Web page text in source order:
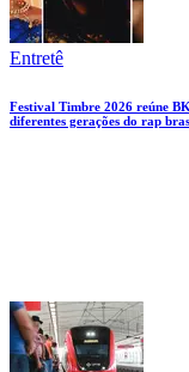
Entretê
Festival Timbre 2026 reúne
diferentes gerações do rap